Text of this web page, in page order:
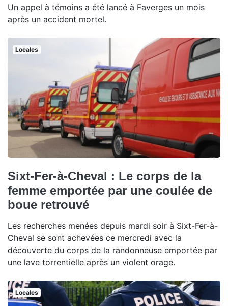
Un appel à témoins a été lancé à Faverges un mois
après un accident mortel.
Locales
Sixt-Fer-à-Cheval : Le corps de la
femme emportée par une coulée de
boue retrouvé
Les recherches menées depuis mardi soir à Sixt-Fer-à-
Cheval se sont achevées ce mercredi avec la
découverte du corps de la randonneuse emportée par
une lave torrentielle après un violent orage.
Locales